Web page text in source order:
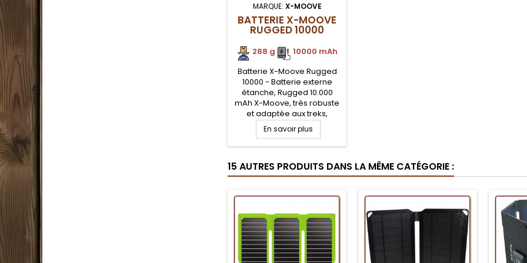
MARQUE: X-MOOVE
BATTERIE X-MOOVE
RUGGED 10000
288 g
10000 mAh
Batterie X-Moove Rugged
10000 - Batterie externe
étanche, Rugged 10.000
mAh X-Moove, très robuste
et adaptée aux treks,
assure la recharge de votre
smartphone en randonnée
légère. Capacité de 10.600
est l'alliée de votre
téléphone portable sur tous
En savoir plus
15 AUTRES PRODUITS DANS LA MÊME CATÉGORIE :